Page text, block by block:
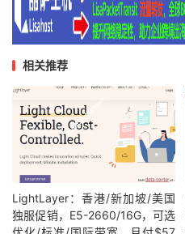
相关推荐
LightLayer：香港/新加坡/美国
独服促销，E5-2660/16G，可选